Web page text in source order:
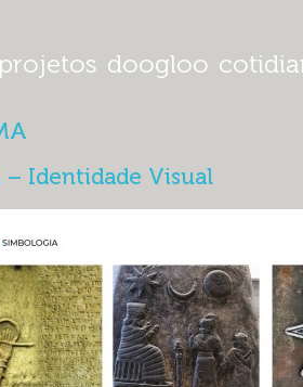
doogloo
– Identidade Visual